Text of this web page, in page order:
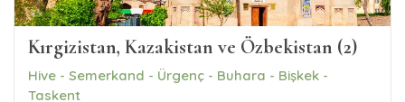
Kırgizistan, Kazakistan ve Özbekistan (2)
Hive - Semerkand - Ürgenç - Buhara - Bişkek -
Taskent